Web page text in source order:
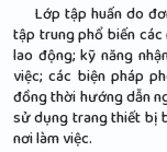
Lớp tập huấn do
tập trung phổ biến
lao động; kỹ năng
việc; các biện pháp
đồng thời hướng dẫn
sử dụng trang thiết bị
nơi làm việc.